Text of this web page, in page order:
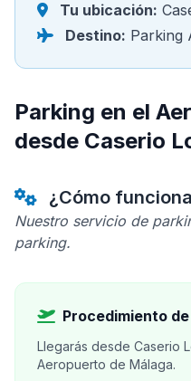
Tu ubicación:
Destino: Parking
Parking en el
desde Caserio
¿Cómo
Nuestro servicio de
parking.
Procedimiento
Llegarás desde Caserio
Aeropuerto de Málaga.